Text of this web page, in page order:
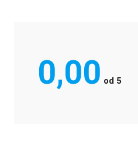
0,00 od 5